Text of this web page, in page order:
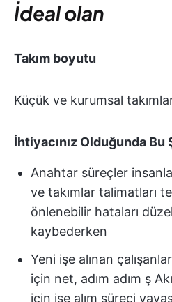
İdeal olan
Takım boyutu
Küçük ve kurumsal
İhtiyacınız Olduğunda Bu
Anahtar süreçler
ve takımlar talimatları
önlenebilir hataları
kaybederken
Yeni işe alınan
için net, adım adım ş
için işe alım süreci